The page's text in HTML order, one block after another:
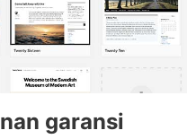
garansi